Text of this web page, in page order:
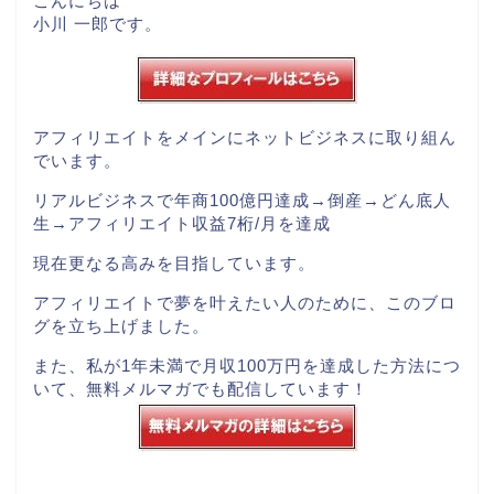
小川 一郎です。
アフィリエイトをメインにネットビジネスに取り組ん
でいます。
リアルビジネスで年商100億円達成→倒産→どん底人
生→アフィリエイト収益7桁/月を達成
現在更なる高みを目指しています。
アフィリエイトで夢を叶えたい人のために、このブロ
グを立ち上げました。
また、私が1年未満で月収100万円を達成した方法につ
いて、 無料メルマガでも配信しています！